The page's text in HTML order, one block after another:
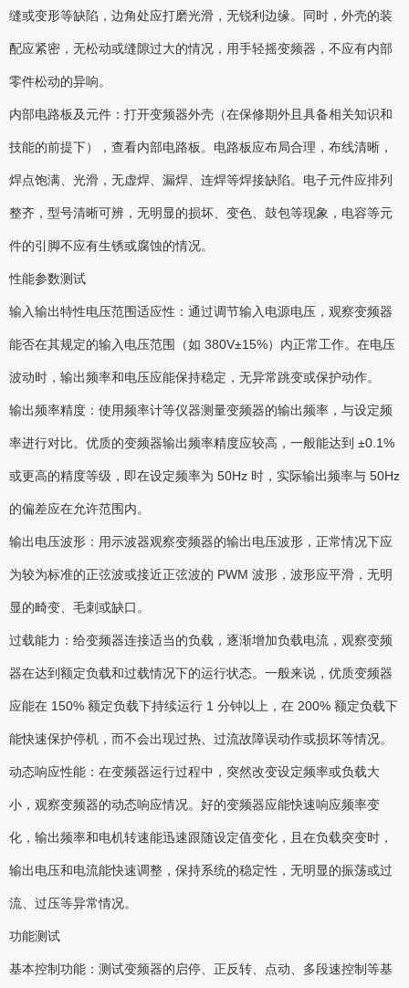
缝或变形等缺陷，边角处应打磨光滑，无锐利边缘。同时，外壳的装
配应紧密，无松动或缝隙过大的情况，用手轻摇变频器，不应有内部
零件松动的异响。
内部电路板及元件：打开变频器外壳（在保修期外且具备相关知识和
技能的前提下），查看内部电路板。电路板应布局合理，布线清晰，
焊点饱满、光滑，无虚焊、漏焊、连焊等焊接缺陷。电子元件应排列
整齐，型号清晰可辨，无明显的损坏、变色、鼓包等现象，电容等元
件的引脚不应有生锈或腐蚀的情况。
性能参数测试
输入输出特性电压范围适应性：通过调节输入电源电压，观察变频器
能否在其规定的输入电压范围（如 380V±15%）内正常工作。在电压
波动时，输出频率和电压应能保持稳定，无异常跳变或保护动作。
输出频率精度：使用频率计等仪器测量变频器的输出频率，与设定频
率进行对比。优质的变频器输出频率精度应较高，一般能达到 ±0.1%
或更高的精度等级，即在设定频率为 50Hz 时，实际输出频率与 50Hz
的偏差应在允许范围内。
输出电压波形：用示波器观察变频器的输出电压波形，正常情况下应
为较为标准的正弦波或接近正弦波的 PWM 波形，波形应平滑，无明
显的畸变、毛刺或缺口。
过载能力：给变频器连接适当的负载，逐渐增加负载电流，观察变频
器在达到额定负载和过载情况下的运行状态。一般来说，优质变频器
应能在 150% 额定负载下持续运行 1 分钟以上，在 200% 额定负载下
能快速保护停机，而不会出现过热、过流故障误动作或损坏等情况。
动态响应性能：在变频器运行过程中，突然改变设定频率或负载大
小，观察变频器的动态响应情况。好的变频器应能快速响应频率变
化，输出频率和电机转速能迅速跟随设定值变化，且在负载突变时，
输出电压和电流能快速调整，保持系统的稳定性，无明显的振荡或过
流、过压等异常情况。
功能测试
基本控制功能：测试变频器的启停、正反转、点动、多段速控制等基